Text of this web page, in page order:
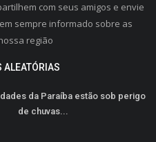
com seus amigos e envie
sempre informado sobre as
região
ALEATÓRIAS
da Paraíba estão sob perigo
de chuvas...